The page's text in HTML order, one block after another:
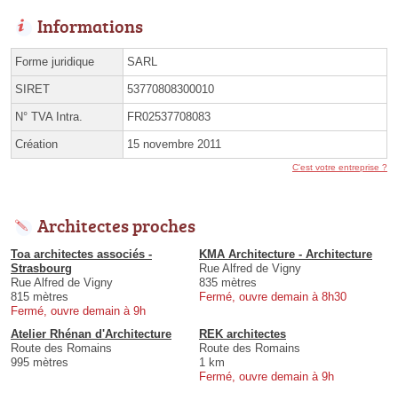
Informations
Forme juridique SARL
SIRET 53770808300010
N° TVA Intra. FR02537708083
Création 15 novembre 2011
C'est votre entreprise ?
Architectes proches
Toa architectes associés -
Strasbourg
Rue Alfred de Vigny
815 mètres
Fermé, ouvre demain à 9h
KMA Architecture - Architecture
Rue Alfred de Vigny
835 mètres
Fermé, ouvre demain à 8h30
Atelier Rhénan d'Architecture
Route des Romains
995 mètres
REK architectes
Route des Romains
1 km
Fermé, ouvre demain à 9h